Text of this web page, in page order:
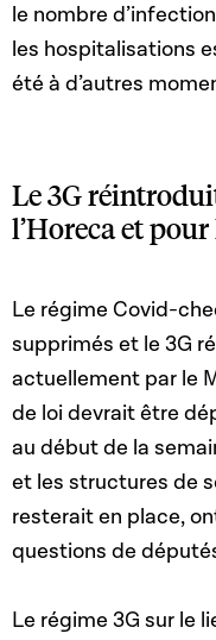
le nombre
les hospitalisations
été à d’autres
Le 3G
l’Horeca et
Le régime Covid-
supprimés et le 3G
actuellement par le
de loi devrait être
au début de la
et les structures de
resterait en place,
questions de
Le régime 3G sur le